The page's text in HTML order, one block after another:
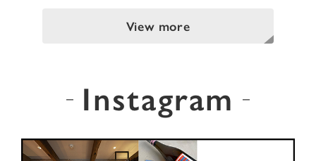
View more
Instagram